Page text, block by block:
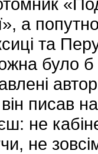
а
та
було
писав
не
не